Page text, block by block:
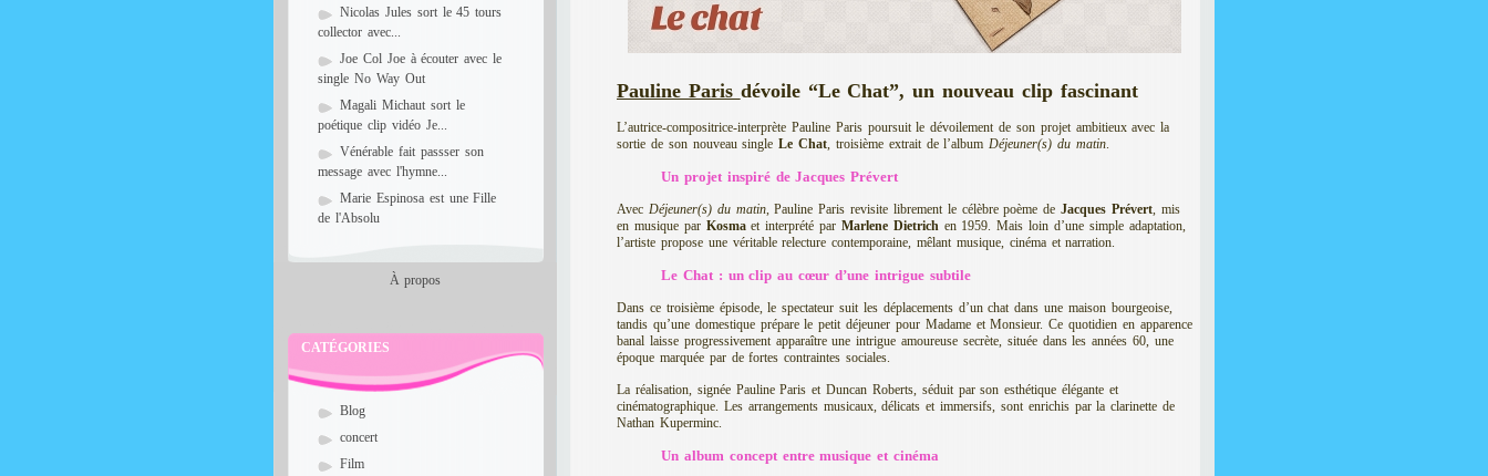
Nicolas Jules sort le 45 tours
collector avec...
Joe Col Joe à écouter avec le
single No Way Out
Magali Michaut sort le
poétique clip vidéo Je...
Vénérable fait passser son
message avec l'hymne...
Marie Espinosa est une Fille
de l'Absolu
À propos
CATÉGORIES
Blog
concert
Film
Pauline Paris dévoile “Le Chat”, un nouveau clip fascinant
L’autrice-compositrice-interprète Pauline Paris poursuit le dévoilement de son projet ambitieux avec la
sortie de son nouveau singleLe Chat , troisième extrait de l’album Déjeuner(s) du matin.
Un projet inspiré de Jacques Prévert
Avec Déjeuner(s) du matin, Pauline Paris revisite librement le célèbre poème deJacques Prévert, mis
en musique par Kosmaet interprété par Marlene Dietrich en 1959. Mais loin d’une simple adaptation,
l’artiste propose une véritable relecture contemporaine, mêlant musique, cinéma et narration.
Le Chat : un clip au cœur d’une intrigue subtile
Dans ce troisième épisode, le spectateur suit les déplacements d’un chat dans une maison bourgeoise,
tandis qu’une domestique prépare le petit déjeuner pour Madame et Monsieur. Ce quotidien en apparence
banal laisse progressivement apparaître une intrigue amoureuse secrète, située dans les années 60, une
époque marquée par de fortes contraintes sociales.
La réalisation, signée Pauline Paris et Duncan Roberts, séduit par son esthétique élégante et
cinématographique. Les arrangements musicaux, délicats et immersifs, sont enrichis par la clarinette de
Nathan Kuperminc.
Un album concept entre musique et cinéma